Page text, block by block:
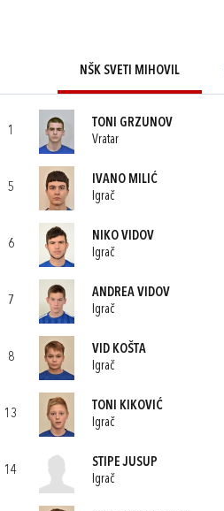
NŠK SVETI MIHOVIL
1
TONI GRZUNOV
Vratar
5
IVANO MILIĆ
Igrač
6
NIKO VIDOV
Igrač
7
ANDREA VIDOV
Igrač
8
VID KOŠTA
Igrač
13
TONI KIKOVIĆ
Igrač
14
STIPE JUSUP
Igrač